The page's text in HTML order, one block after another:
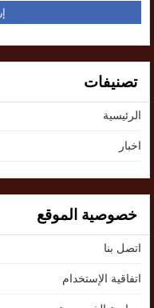
تصنيفات
الرئيسية
اخبار
خصوصية الموقع
اتصل بنا
اتفاقية الإستخدام